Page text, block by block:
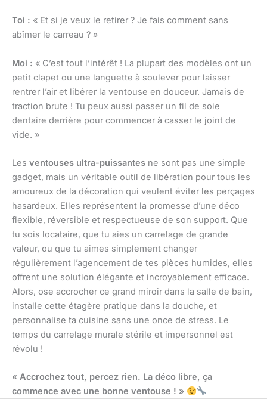
Toi : « Et si je veux le retirer ? Je fais comment sans
abîmer le carreau ? »
Moi : « C’est tout l’intérêt ! La plupart des modèles ont un
petit clapet ou une languette à soulever pour laisser
rentrer l’air et libérer la ventouse en douceur. Jamais de
traction brute ! Tu peux aussi passer un fil de soie
dentaire derrière pour commencer à casser le joint de
vide. »
Les ventouses ultra-puissantes ne sont pas une simple
gadget, mais un véritable outil de libération pour tous les
amoureux de la décoration qui veulent éviter les perçages
hasardeux. Elles représentent la promesse d’une déco
flexible, réversible et respectueuse de son support. Que
tu sois locataire, que tu aies un carrelage de grande
valeur, ou que tu aimes simplement changer
régulièrement l’agencement de tes pièces humides, elles
offrent une solution élégante et incroyablement efficace.
Alors, ose accrocher ce grand miroir dans la salle de bain,
installe cette étagère pratique dans la douche, et
personnalise ta cuisine sans une once de stress. Le
temps du carrelage murale stérile et impersonnel est
révolu !
« Accrochez tout, percez rien. La déco libre, ça
commence avec une bonne ventouse ! »